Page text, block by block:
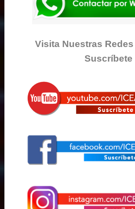
Visita Nuestras
Suscríbete